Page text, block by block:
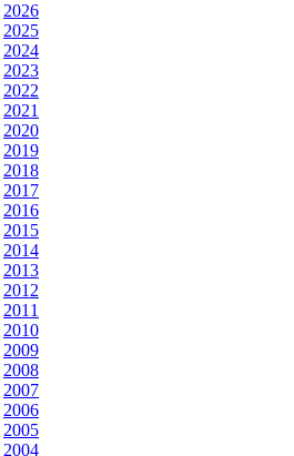
2026
2025
2024
2023
2022
2021
2020
2019
2018
2017
2016
2015
2014
2013
2012
2011
2010
2009
2008
2007
2006
2005
2004